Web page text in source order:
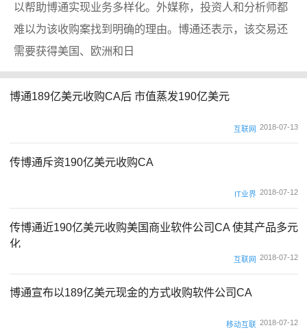
以帮助博通实现业务多样化。外媒称，投资人和分析师都
难以为该收购案找到明确的理由。博通还表示，该交易还
需要获得美国、欧洲和日
博通189亿美元收购CA后 市值蒸发190亿美元
互联网 2018-07-13
传博通斥资190亿美元收购CA
IT业界 2018-07-12
传博通近190亿美元收购美国商业软件公司CA 使其产品多元
化
互联网 2018-07-12
博通宣布以189亿美元现金的方式收购软件公司CA
移动互联 2018-07-12